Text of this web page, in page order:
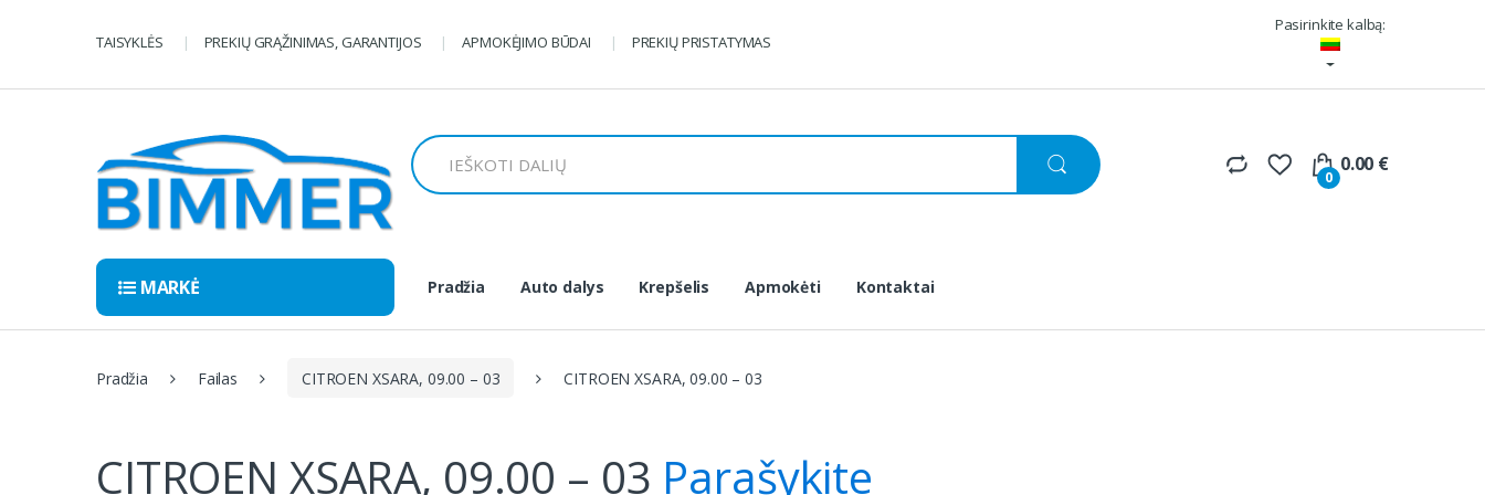
TAISYKLĖS PREKIŲ GRĄŽINIMAS, GARANTIJOS APMOKĖJIMO BŪDAI PREKIŲ PRISTATYMAS
Pasirinkite kalbą:
Ieškoti:
0
0.00 €
MARKĖ Pradžia Auto dalys Krepšelis Apmokėti Kontaktai
Pradžia Failas CITROEN XSARA, 09.00 – 03 CITROEN XSARA, 09.00 – 03
CITROEN XSARA, 09.00 – 03 Parašykite